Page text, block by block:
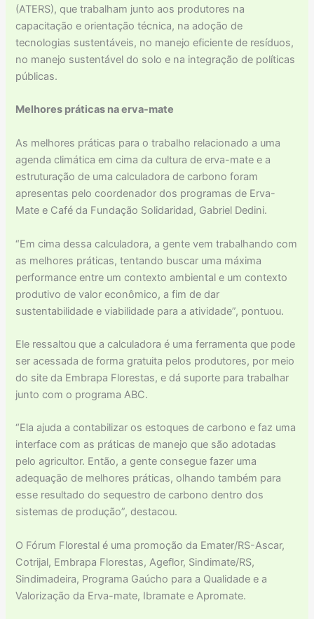
(ATERS), que trabalham junto aos produtores na
capacitação e orientação técnica, na adoção de
tecnologias sustentáveis, no manejo eficiente de resíduos,
no manejo sustentável do solo e na integração de políticas
públicas.
Melhores práticas na erva-mate
As melhores práticas para o trabalho relacionado a uma
agenda climática em cima da cultura de erva-mate e a
estruturação de uma calculadora de carbono foram
apresentas pelo coordenador dos programas de Erva-
Mate e Café da Fundação Solidaridad, Gabriel Dedini.
“Em cima dessa calculadora, a gente vem trabalhando com
as melhores práticas, tentando buscar uma máxima
performance entre um contexto ambiental e um contexto
produtivo de valor econômico, a fim de dar
sustentabilidade e viabilidade para a atividade”, pontuou.
Ele ressaltou que a calculadora é uma ferramenta que pode
ser acessada de forma gratuita pelos produtores, por meio
do site da Embrapa Florestas, e dá suporte para trabalhar
junto com o programa ABC.
“Ela ajuda a contabilizar os estoques de carbono e faz uma
interface com as práticas de manejo que são adotadas
pelo agricultor. Então, a gente consegue fazer uma
adequação de melhores práticas, olhando também para
esse resultado do sequestro de carbono dentro dos
sistemas de produção”, destacou.
O Fórum Florestal é uma promoção da Emater/RS-Ascar,
Cotrijal, Embrapa Florestas, Ageflor, Sindimate/RS,
Sindimadeira, Programa Gaúcho para a Qualidade e a
Valorização da Erva-mate, Ibramate e Apromate.